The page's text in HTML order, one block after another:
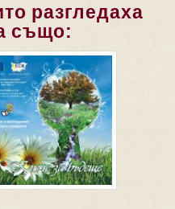
разгледаха
също: